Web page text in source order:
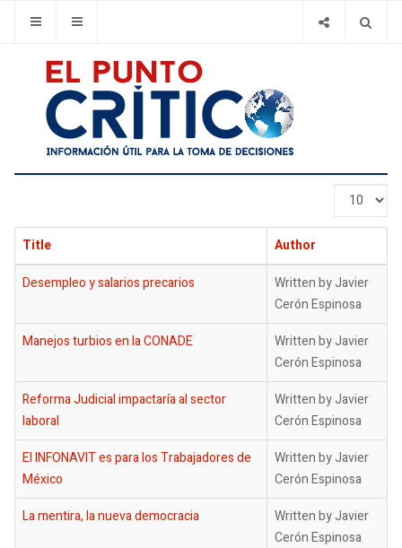
Display
Title
Author
Desempleo y salarios precarios
Written by Javier
Cerón Espinosa
Manejos turbios en la CONADE
Written by Javier
Cerón Espinosa
Reforma Judicial impactaría al sector
laboral
Written by Javier
Cerón Espinosa
El INFONAVIT es para los Trabajadores de
México
Written by Javier
Cerón Espinosa
La mentira, la nueva democracia
Written by Javier
Cerón Espinosa